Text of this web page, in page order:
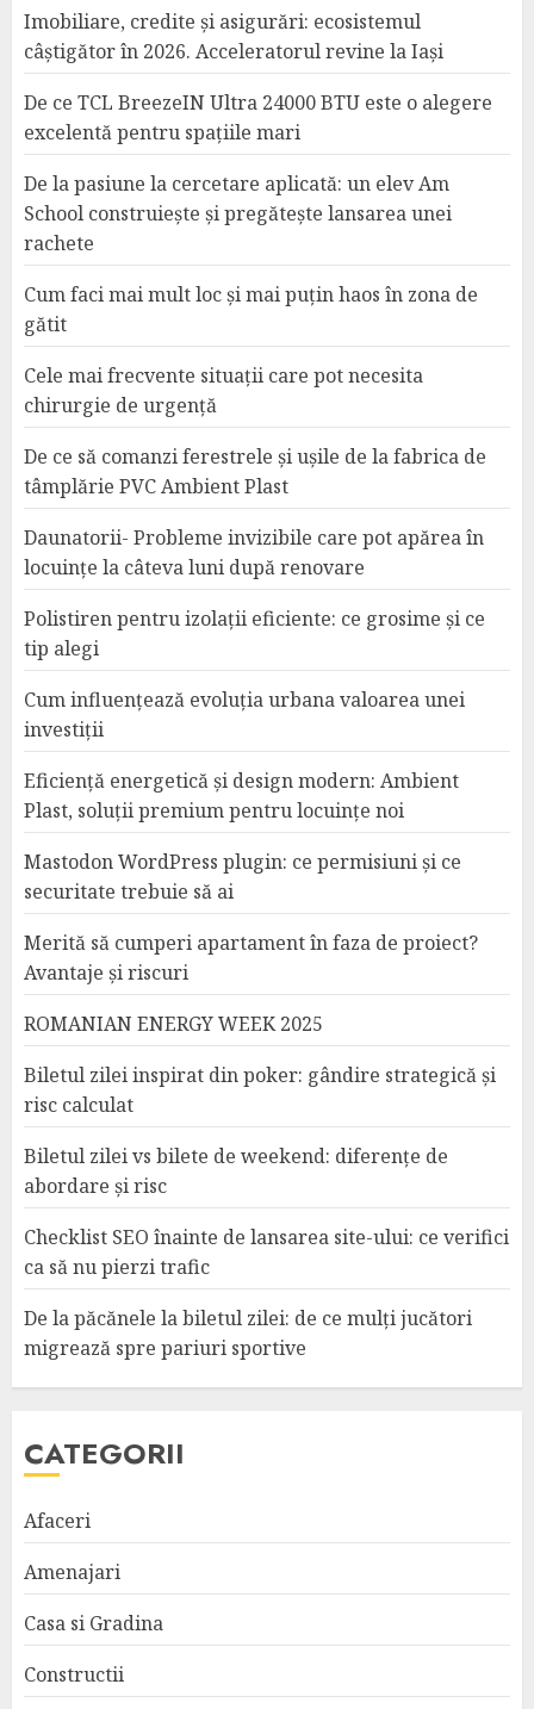
Imobiliare, credite și asigurări: ecosistemul
câștigător în 2026. Acceleratorul revine la Iași
De ce TCL BreezeIN Ultra 24000 BTU este o alegere
excelentă pentru spațiile mari
De la pasiune la cercetare aplicată: un elev Am
School construiește și pregătește lansarea unei
rachete
Cum faci mai mult loc și mai puțin haos în zona de
gătit
Cele mai frecvente situații care pot necesita
chirurgie de urgență
De ce să comanzi ferestrele și ușile de la fabrica de
tâmplărie PVC Ambient Plast
Daunatorii- Probleme invizibile care pot apărea în
locuințe la câteva luni după renovare
Polistiren pentru izolații eficiente: ce grosime și ce
tip alegi
Cum influențează evoluția urbana valoarea unei
investiții
Eficiență energetică și design modern: Ambient
Plast, soluții premium pentru locuințe noi
Mastodon WordPress plugin: ce permisiuni și ce
securitate trebuie să ai
Merită să cumperi apartament în faza de proiect?
Avantaje și riscuri
ROMANIAN ENERGY WEEK 2025
Biletul zilei inspirat din poker: gândire strategică și
risc calculat
Biletul zilei vs bilete de weekend: diferențe de
abordare și risc
Checklist SEO înainte de lansarea site-ului: ce verifici
ca să nu pierzi trafic
De la păcănele la biletul zilei: de ce mulți jucători
migrează spre pariuri sportive
CATEGORII
Afaceri
Amenajari
Casa si Gradina
Constructii